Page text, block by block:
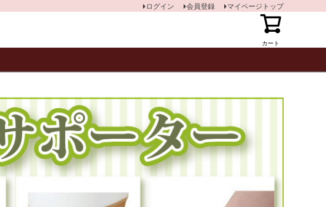
カート
ログイン 会員登録 マイページトップ